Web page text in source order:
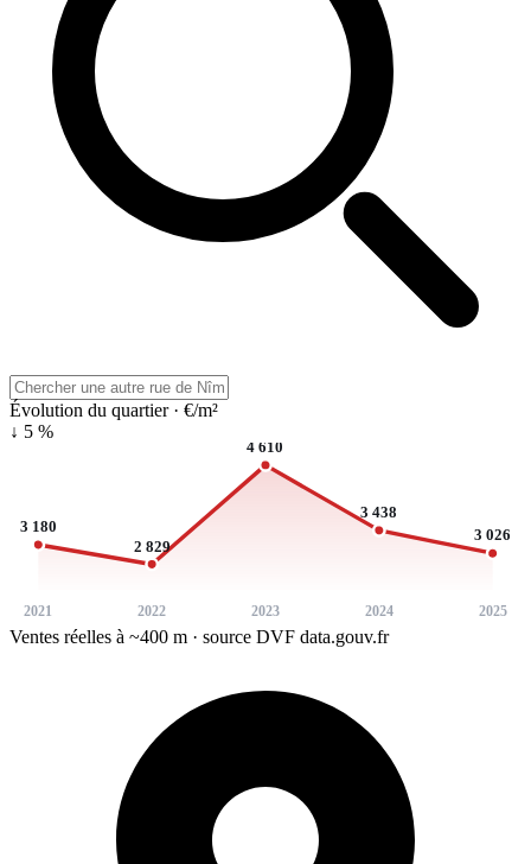
Évolution du quartier · €/m²
↓ 5 %
3 180
2021
2 829
2022
4 610
2023
3 438
2024
3 026
2025
Ventes réelles à ~400 m · source DVF data.gouv.fr